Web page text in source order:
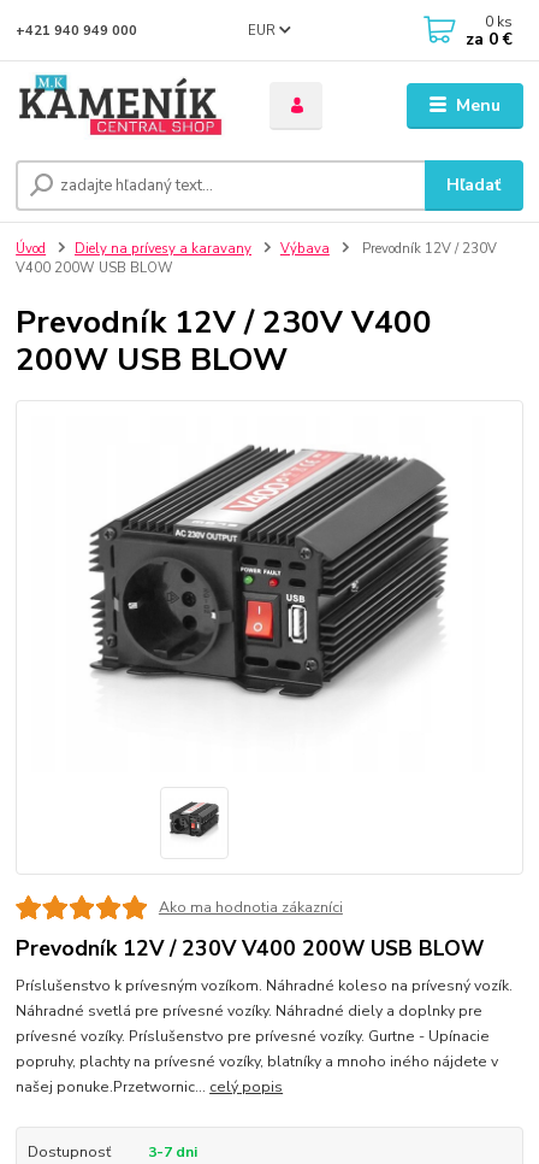
Menu
EUR
Hľadať
+421 940 949 000 0 ks
za 0 €
Úvod Diely na prívesy a karavany Výbava
Prevodník 12V / 230V
V400 200W USB BLOW
Prevodník 12V / 230V V400
200W USB BLOW
Ako ma hodnotia zákazníci
Prevodník 12V / 230V V400 200W USB BLOW
Príslušenstvo k prívesným vozíkom. Náhradné koleso na prívesný vozík.
Náhradné svetlá pre prívesné vozíky. Náhradné diely a doplnky pre
prívesné vozíky. Príslušenstvo pre prívesné vozíky. Gurtne - Upínacie
popruhy, plachty na prívesné vozíky, blatníky a mnoho iného nájdete v
našej ponuke.Przetwornic... celý popis
Dostupnosť 3-7 dni